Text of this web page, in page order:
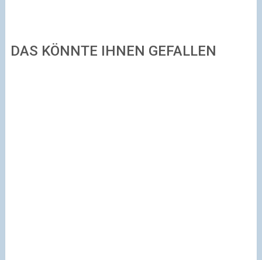
DAS KÖNNTE IHNEN GEFALLEN